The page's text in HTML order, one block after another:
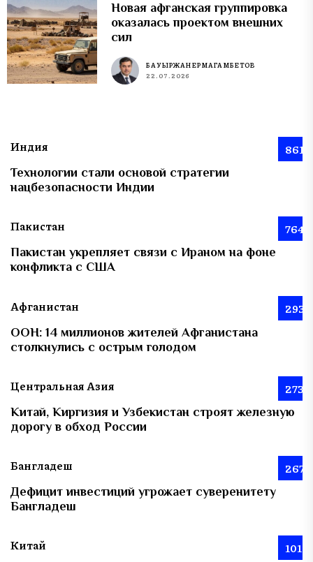
Новая афганская группировка
оказалась проектом внешних
сил
БАУЫРЖАН ЕРМАГАМБЕТОВ
22.07.2026
Индия 861
Технологии стали основой стратегии
нацбезопасности Индии
Пакистан 764
Пакистан укрепляет связи с Ираном на фоне
конфликта с США
Афганистан 293
ООН: 14 миллионов жителей Афганистана
столкнулись с острым голодом
Центральная Азия 273
Китай, Киргизия и Узбекистан строят железную
дорогу в обход России
Бангладеш 267
Дефицит инвестиций угрожает суверенитету
Бангладеш
Китай 101